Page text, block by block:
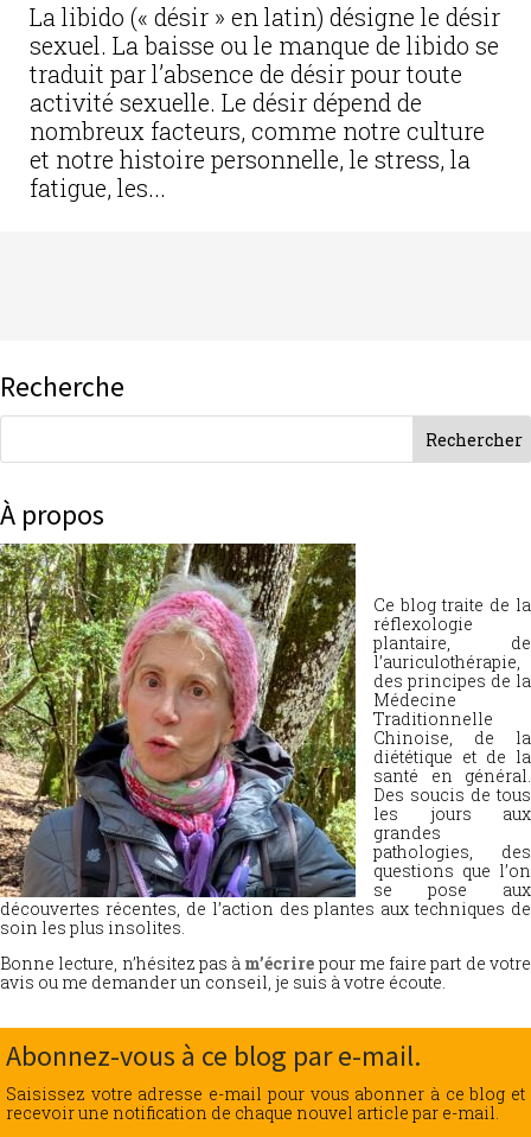
La libido (« désir » en latin) désigne le désir
sexuel. La baisse ou le manque de libido se
traduit par l’absence de désir pour toute
activité sexuelle. Le désir dépend de
nombreux facteurs, comme notre culture
et notre histoire personnelle, le stress, la
fatigue, les...
Recherche
À propos
Ce blog traite de la
réflexologie
plantaire, de
l’auriculothérapie,
des principes de la
Médecine
Traditionnelle
Chinoise, de la
diététique et de la
santé en général.
Des soucis de tous
les jours aux
grandes
pathologies, des
questions que l’on
se pose aux
découvertes récentes, de l’action des plantes aux techniques de
soin les plus insolites.
Bonne lecture, n’hésitez pas à m’écrire pour me faire part de votre
avis ou me demander un conseil, je suis à votre écoute.
Abonnez-vous à ce blog par e-mail.
Saisissez votre adresse e-mail pour vous abonner à ce blog et
recevoir une notification de chaque nouvel article par e-mail.